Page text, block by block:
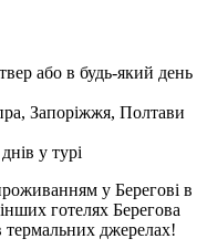
або в будь-який день
Запоріжжя, Полтави
у турі
у Берегові в
готелях Берегова
джерелах!